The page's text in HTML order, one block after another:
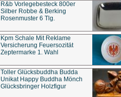
R&b Vorlegebesteck 800er
Silber Robbe & Berking
Rosenmuster 6 Tlg.
Kpm Schale Mit Reklame
Versicherung Feuersozität
Zeptermarke 1. Wahl
Toller Glücksbuddha Budda
Unikat Happy Buddha Mönch
Glücksbringer Holzfigur